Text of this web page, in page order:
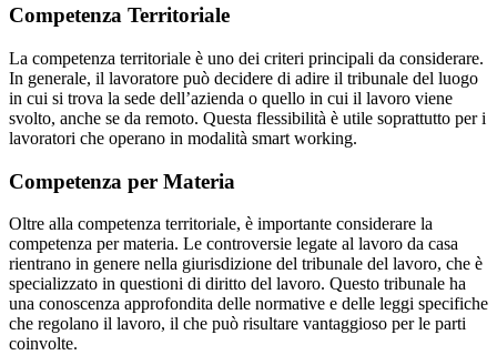
Competenza Territoriale
La competenza territoriale è uno dei criteri principali da considerare.
In generale, il lavoratore può decidere di adire il tribunale del luogo
in cui si trova la sede dell’azienda o quello in cui il lavoro viene
svolto, anche se da remoto. Questa flessibilità è utile soprattutto per i
lavoratori che operano in modalità smart working.
Competenza per Materia
Oltre alla competenza territoriale, è importante considerare la
competenza per materia. Le controversie legate al lavoro da casa
rientrano in genere nella giurisdizione del tribunale del lavoro, che è
specializzato in questioni di diritto del lavoro. Questo tribunale ha
una conoscenza approfondita delle normative e delle leggi specifiche
che regolano il lavoro, il che può risultare vantaggioso per le parti
coinvolte.